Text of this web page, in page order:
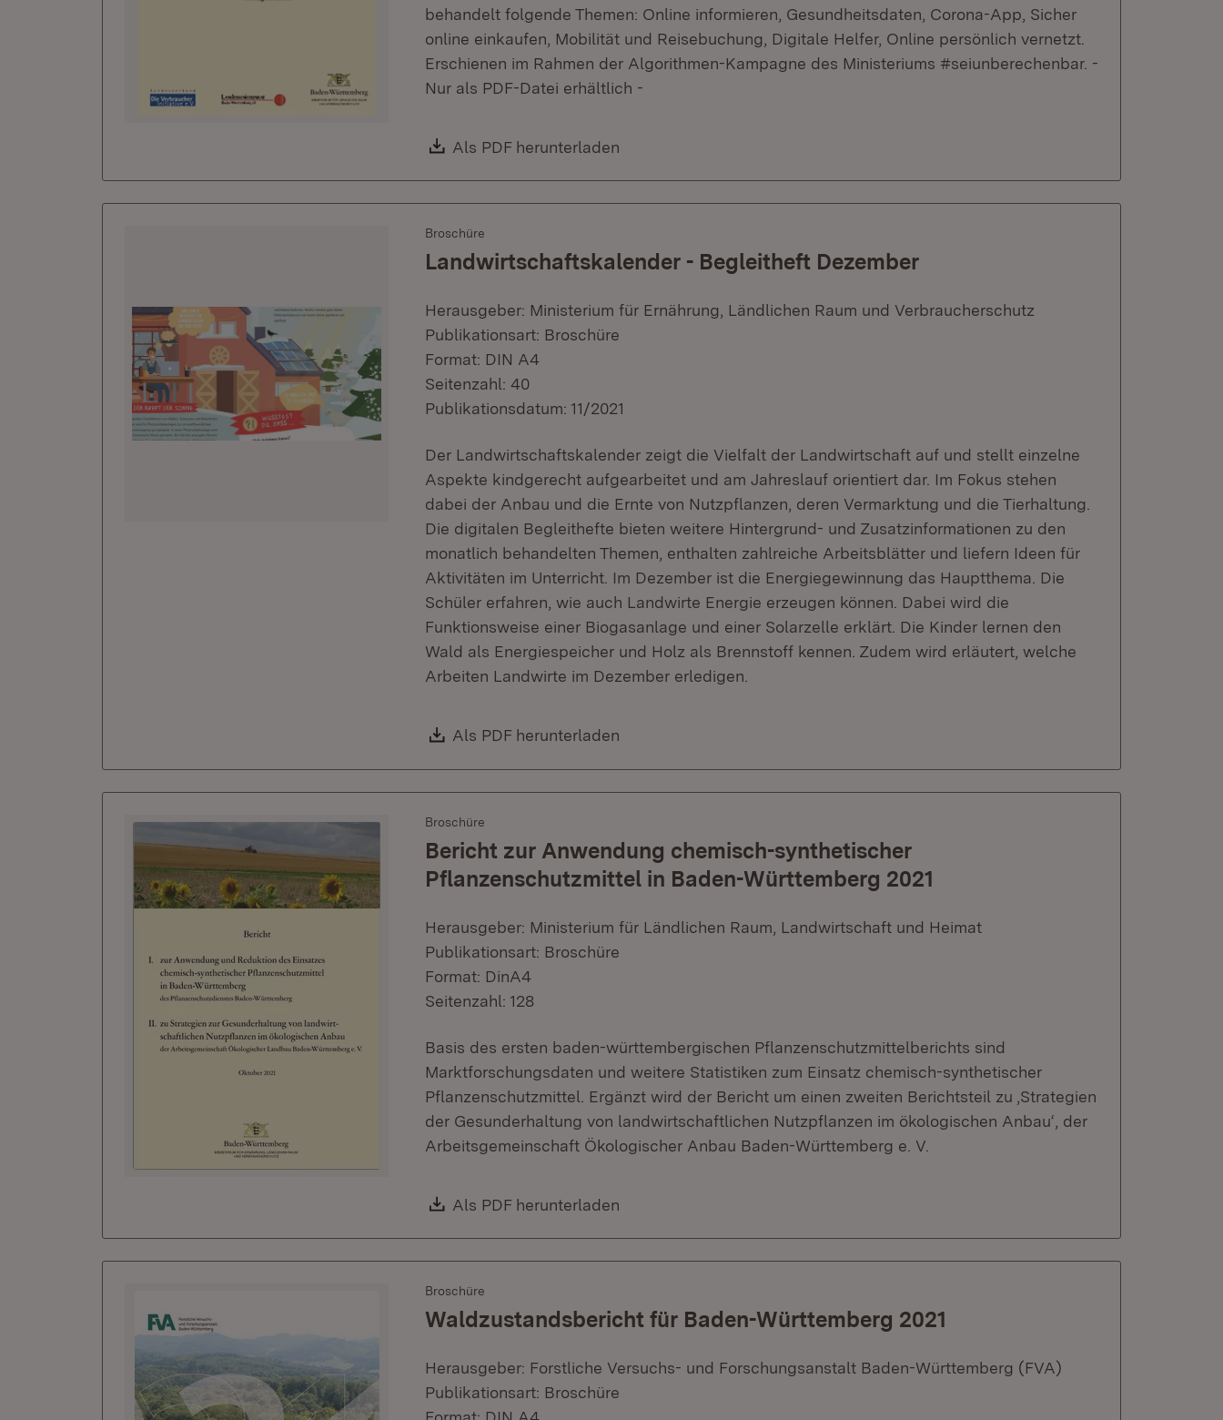
behandelt folgende Themen: Online informieren, Gesundheitsdaten, Corona-App, Sicher
online einkaufen, Mobilität und Reisebuchung, Digitale Helfer, Online persönlich vernetzt.
Erschienen im Rahmen der Algorithmen-Kampagne des Ministeriums #seiunberechenbar. -
Nur als PDF-Datei erhältlich -
Download:
Als PDF herunterladen
Broschüre
Landwirtschaftskalender - Begleitheft Dezember
Herausgeber: Ministerium für Ernährung, Ländlichen Raum und Verbraucherschutz
Publikationsart: Broschüre
Format: DIN A4
Seitenzahl: 40
Publikationsdatum: 11/2021
Der Landwirtschaftskalender zeigt die Vielfalt der Landwirtschaft auf und stellt einzelne
Aspekte kindgerecht aufgearbeitet und am Jahreslauf orientiert dar. Im Fokus stehen
dabei der Anbau und die Ernte von Nutzpflanzen, deren Vermarktung und die Tierhaltung.
Die digitalen Begleithefte bieten weitere Hintergrund- und Zusatzinformationen zu den
monatlich behandelten Themen, enthalten zahlreiche Arbeitsblätter und liefern Ideen für
Aktivitäten im Unterricht. Im Dezember ist die Energiegewinnung das Hauptthema. Die
Schüler erfahren, wie auch Landwirte Energie erzeugen können. Dabei wird die
Funktionsweise einer Biogasanlage und einer Solarzelle erklärt. Die Kinder lernen den
Wald als Energiespeicher und Holz als Brennstoff kennen. Zudem wird erläutert, welche
Arbeiten Landwirte im Dezember erledigen.
Download:
Als PDF herunterladen
Broschüre
Bericht zur Anwendung chemisch-synthetischer
Pflanzenschutzmittel in Baden-Württemberg 2021
Herausgeber: Ministerium für Ländlichen Raum, Landwirtschaft und Heimat
Publikationsart: Broschüre
Format: DinA4
Seitenzahl: 128
Basis des ersten baden-württembergischen Pflanzenschutzmittelberichts sind
Marktforschungsdaten und weitere Statistiken zum Einsatz chemisch-synthetischer
Pflanzenschutzmittel. Ergänzt wird der Bericht um einen zweiten Berichtsteil zu ‚Strategien
der Gesunderhaltung von landwirtschaftlichen Nutzpflanzen im ökologischen Anbau‘, der
Arbeitsgemeinschaft Ökologischer Anbau Baden-Württemberg e. V.
Download:
Als PDF herunterladen
Broschüre
Waldzustandsbericht für Baden-Württemberg 2021
Herausgeber: Forstliche Versuchs- und Forschungsanstalt Baden-Württemberg (FVA)
Publikationsart: Broschüre